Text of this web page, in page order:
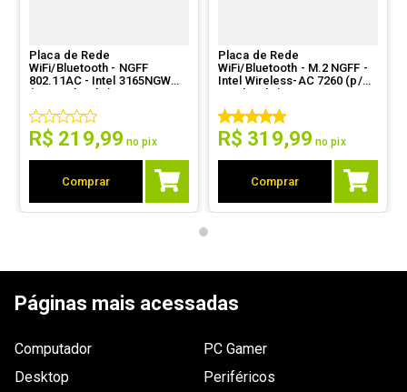
Outras
informações
Taxa de dados:
- WiFi 5 (802.11ac): até 433Mbps;
- WiFi 5 (802.11ac): até 1.733Mbps.
Placa de Rede
WiFi/Bluetooth - NGFF
802.11AC - Intel 3165NGW
(p/ notebooks)
R$ 219,99 no pix
Comprar
Placa de Rede
WiFi/Bluetooth - M.2 NGFF -
Intel Wireless-AC 7260 (p/
notebooks)
R$ 319,99 no pix
Comprar
Páginas mais acessadas
Computador
Desktop
PC Gamer
Periféricos